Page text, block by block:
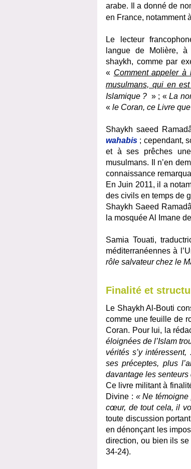
arabe. Ila donné de
en France, notamment
Le lecteur
langue de Molière,
shaykh, comme par
« Comment appeler à
musulmans, qui en
Islamique ? » ; « La
« le Coran, ce Livre
Shaykh saeed
wahabis ; cependant,
et à ses prêches
musulmans. Il n’en
connaissance
En Juin 2011, il a
des civils en temps de
Shaykh Saeed
la mosquée Al Imane
Samia Touati,
méditerranéennes à
rôle salvateur chez le
Finalité et
Le Shaykh Al-Bouti
comme une feuille de
Coran. Pour lui, la
éloignées de l’Islam
vérités s’y
ses préceptes, plus
davantage les
Ce livre militant à
Divine : « Ne témoigne
cœur, de tout cela, il
toute discussion
en dénonçant les
direction, ou bien ils
34-24).